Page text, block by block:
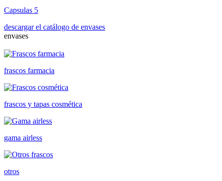
Capsulas 5
descargar el catálogo de envases
envases
frascos farmacia
frascos y tapas cosmética
gama airless
otros